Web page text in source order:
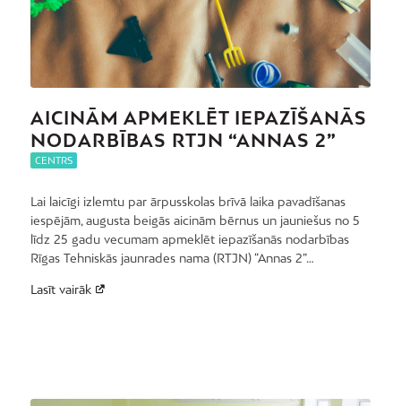
AICINĀM APMEKLĒT IEPAZĪŠANĀS
NODARBĪBAS RTJN “ANNAS 2”
CENTRS
Lai laicīgi izlemtu par ārpusskolas brīvā laika pavadīšanas
iespējām, augusta beigās aicinām bērnus un jauniešus no 5
līdz 25 gadu vecumam apmeklēt iepazīšanās nodarbības
Rīgas Tehniskās jaunrades nama (RTJN) “Annas 2”…
Lasīt vairāk